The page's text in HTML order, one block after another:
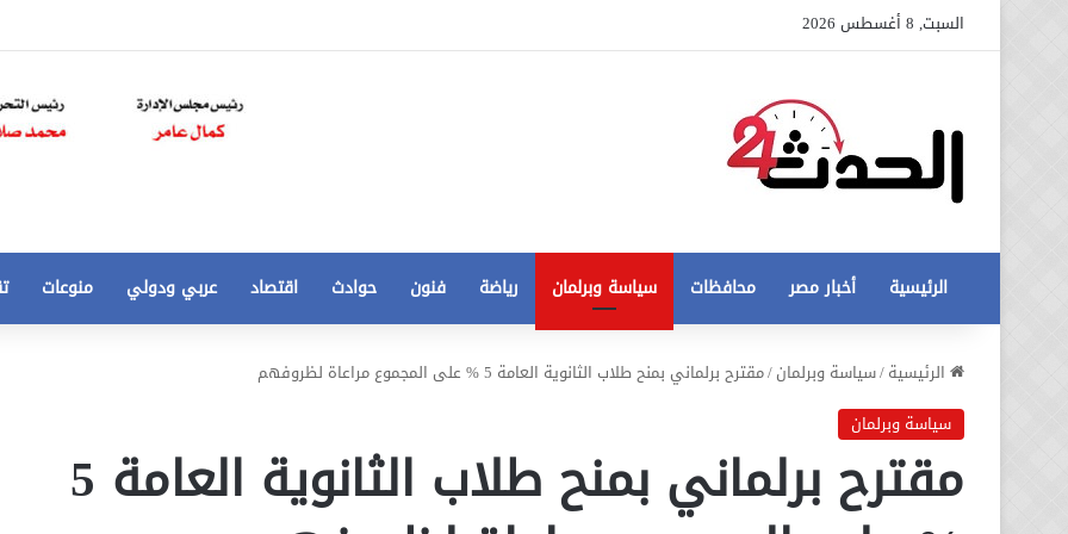
السبت, 8 أغسطس 2026
الرئيسية أخبار مصر محافظات سياسة وبرلمان رياضة فنون حوادث اقتصاد عربي ودولي منوعات
الرئيسية/سياسة وبرلمان/مقترح برلماني بمنح طلاب الثانوية العامة 5 % على المجموع مراعاة لظروفهم
سياسة وبرلمان
مقترح برلماني بمنح طلاب الثانوية العامة 5
عاجل
أزمة
مخالفات
البناء
12 أغسطس، 2020
عاجل تطورات جديدة في أزمة مخالفات
تخفيض
من
250
الي
تخفيض سعر المتر من 250 الي 50 جنيها